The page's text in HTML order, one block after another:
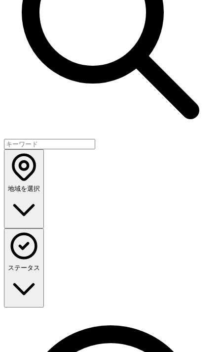
地域を選択
ステータス